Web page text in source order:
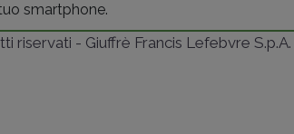
smartphone.
riservati - Giuffrè Francis Lefebvre S.p.A.